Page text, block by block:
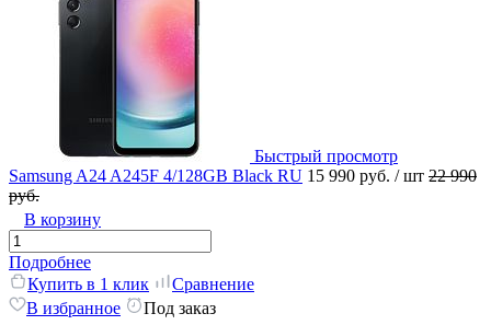
Быстрый просмотр
Samsung A24 A245F 4/128GB Black RU 15 990 руб. / шт 22 990
руб.
В корзину
Подробнее
Купить в 1 клик
Сравнение
В избранное
Под заказ